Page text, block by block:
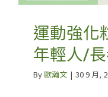
運動強化
年輕人/
By歐瀚文 | 30 9 月,